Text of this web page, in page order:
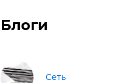
Блоги
Сеть